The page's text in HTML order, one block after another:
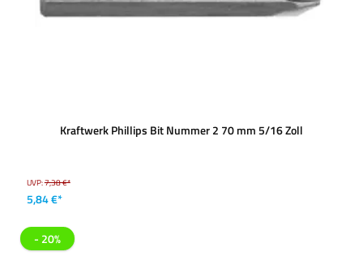
Kraftwerk Phillips Bit Nummer 2 70 mm 5/16 Zoll
UVP:7,38 €*
5,84 €*
- 20%